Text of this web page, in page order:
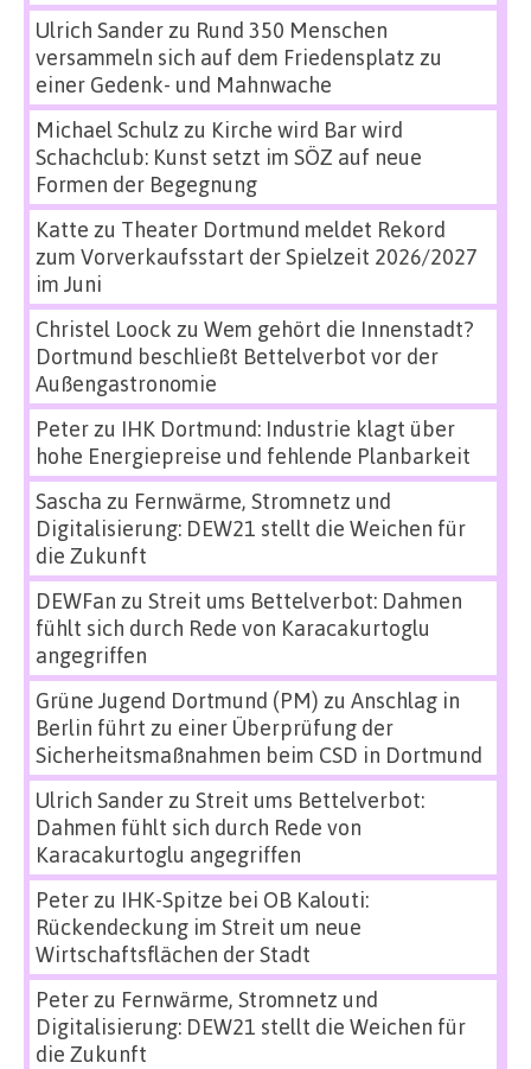
Ulrich Sanderzu Rund 350 Menschen
versammeln sich auf dem Friedensplatz zu
einer Gedenk- und Mahnwache
Michael Schulz zu Kirche wird Bar wird
Schachclub: Kunst setzt im SÖZ auf neue
Formen der Begegnung
Katte zu Theater Dortmund meldet Rekord
zum Vorverkaufsstart der Spielzeit 2026/2027
im Juni
Christel Loock zu Wem gehört die Innenstadt?
Dortmund beschließt Bettelverbot vor der
Außengastronomie
Peterzu IHK Dortmund: Industrie klagt über
hohe Energiepreise und fehlende Planbarkeit
Sascha zu Fernwärme, Stromnetz und
Digitalisierung: DEW21 stellt die Weichen für
die Zukunft
DEWFan zu Streit ums Bettelverbot: Dahmen
fühlt sich durch Rede von Karacakurtoglu
angegriffen
Grüne Jugend Dortmund (PM) zu Anschlag in
Berlin führt zu einer Überprüfung der
Sicherheitsmaßnahmen beim CSD in Dortmund
Ulrich Sanderzu Streit ums Bettelverbot:
Dahmen fühlt sich durch Rede von
Karacakurtoglu angegriffen
Peterzu IHK-Spitze bei OB Kalouti:
Rückendeckung im Streit um neue
Wirtschaftsflächen der Stadt
Peterzu Fernwärme, Stromnetz und
Digitalisierung: DEW21 stellt die Weichen für
die Zukunft